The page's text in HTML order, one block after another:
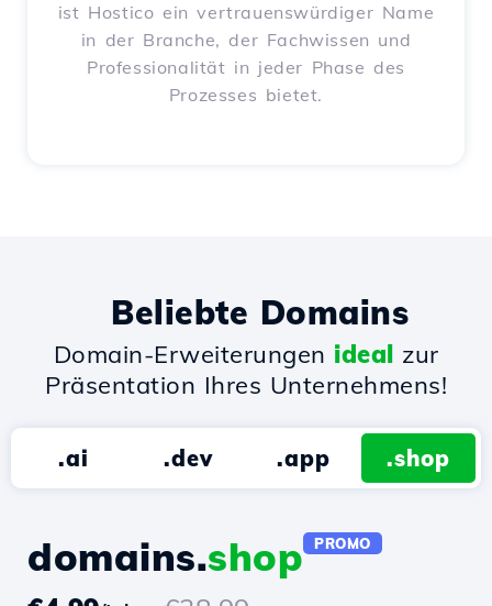
ist Hostico ein vertrauenswürdiger Name
in der Branche, der Fachwissen und
Professionalität in jeder Phase des
Prozesses bietet.
Beliebte Domains
Domain-Erweiterungen ideal zur
Präsentation Ihres Unternehmens!
.ai .dev .app .shop
domains.shop PROMO